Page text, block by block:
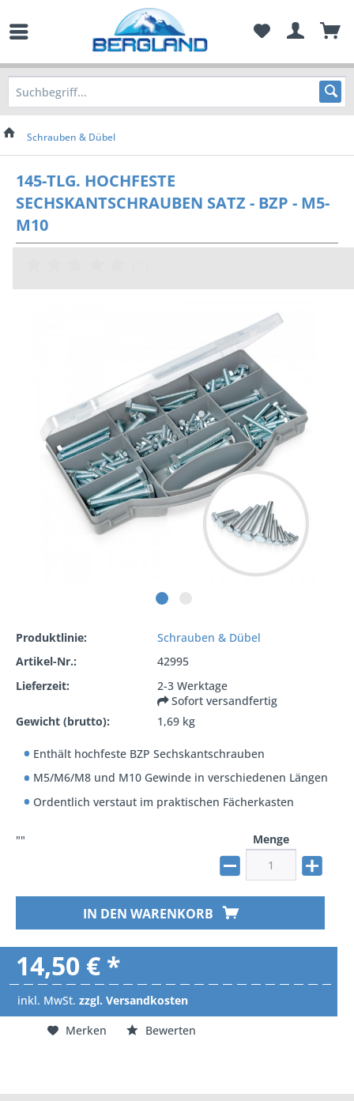
Schrauben & Dübel
145-TLG. HOCHFESTE
SECHSKANTSCHRAUBEN SATZ - BZP - M5-
M10
Produktlinie:
Schrauben & Dübel
Artikel-Nr.:
42995
Lieferzeit:
2-3 Werktage
Sofort versandfertig
Gewicht (brutto):
1,69 kg
Enthält hochfeste BZP Sechskantschrauben
M5/M6/M8 und M10 Gewinde in verschiedenen Längen
Ordentlich verstaut im praktischen Fächerkasten
Menge
IN DEN WARENKORB
""
14,50 € *
inkl. MwSt. zzgl. Versandkosten
Merken
Bewerten